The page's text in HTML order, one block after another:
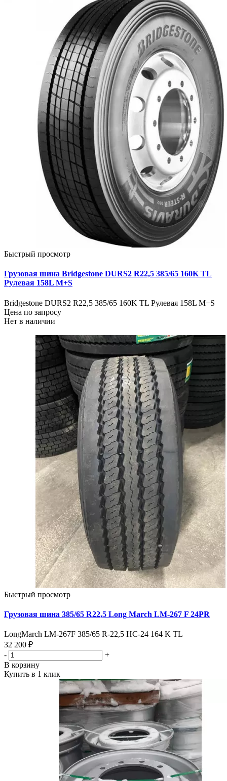
Быстрый просмотр
Грузовая шина Bridgestone DURS2 R22,5 385/65 160K TL
Рулевая 158L M+S
Bridgestone DURS2 R22,5 385/65 160K TL Рулевая 158L M+S
Цена по запросу
Нет в наличии
Быстрый просмотр
Грузовая шина 385/65 R22,5 Long March LM-267 F 24PR
LongMarch LM-267F 385/65 R-22,5 НС-24 164 K TL
32 200 ₽
-
+
В корзину
Купить в 1 клик